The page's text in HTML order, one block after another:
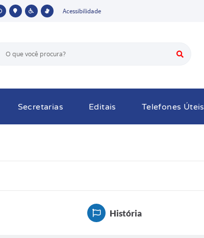
Acessibilidade
Secretarias Editais Telefones Úteis
História